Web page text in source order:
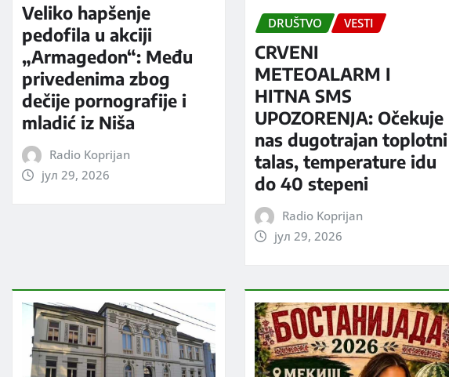
Veliko hapšenje
pedofila u akciji
„Armagedon“: Među
privedenima zbog
dečije pornografije i
mladić iz Niša
Radio Koprijan
јул 29, 2026
DRUŠTVO VESTI
CRVENI
METEOALARM I
HITNA SMS
UPOZORENJA: Očekuje
nas dugotrajan toplotni
talas, temperature idu
do 40 stepeni
Radio Koprijan
јул 29, 2026